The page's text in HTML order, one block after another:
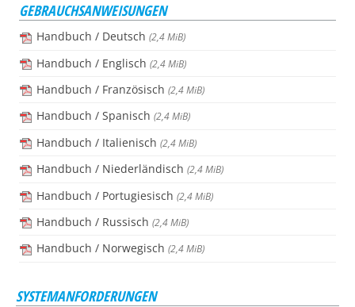
GEBRAUCHSANWEISUNGEN
Handbuch / Deutsch(2,4 MiB)
Handbuch / Englisch(2,4 MiB)
Handbuch / Französisch(2,4 MiB)
Handbuch / Spanisch(2,4 MiB)
Handbuch / Italienisch(2,4 MiB)
Handbuch / Niederländisch(2,4 MiB)
Handbuch / Portugiesisch(2,4 MiB)
Handbuch / Russisch(2,4 MiB)
Handbuch / Norwegisch(2,4 MiB)
SYSTEMANFORDERUNGEN